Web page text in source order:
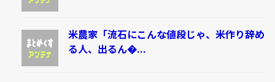
米農家「流石にこんな値段じゃ、米作り辞め
る人、出るん�...